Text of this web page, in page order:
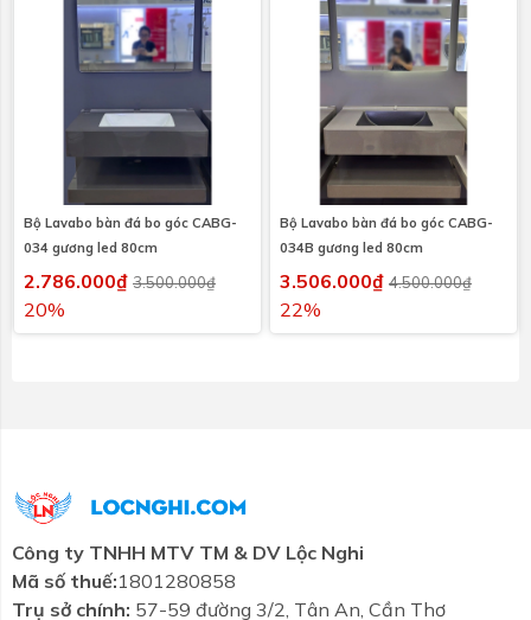
Bộ Lavabo bàn đá bo góc CABG-
034 gương led 80cm
2.786.000₫ 3.500.000₫
20%
Bộ Lavabo bàn đá bo góc CABG-
034B gương led 80cm
3.506.000₫ 4.500.000₫
22%
Công ty TNHH MTV TM & DV Lộc Nghi
Mã số thuế:1801280858
Trụ sở chính: 57-59 đường 3/2, Tân An, Cần Thơ